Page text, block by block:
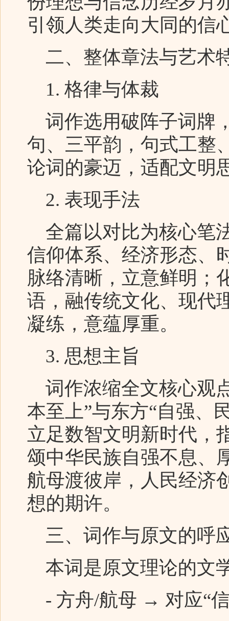
引领人类走向大同的信
二、整体章法与艺术
1. 格律与体裁
词作选用破阵子词牌
句、三平韵，句式工整
论词的豪迈，适配文明
2. 表现手法
全篇以对比为核心笔
信仰体系、经济形态、
脉络清晰，立意鲜明；
语，融传统文化、现代
凝练，意蕴厚重。
3. 思想主旨
词作浓缩全文核心观
本至上”与东方“自强、
立足数智文明新时代，
颂中华民族自强不息、
航母渡彼岸，人民经济
想的期许。
三、词作与原文的呼
本词是原文理论的文
- 方舟/航母 → 对应“